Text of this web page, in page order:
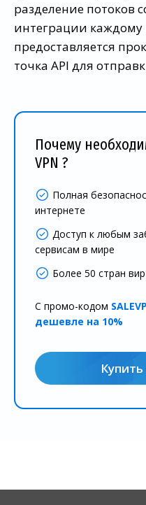
разделение потоков
интеграции каждому
предоставляется
точка API для
Почему
VPN ?
Полная
интернете
Доступ к любым
сервисам в мире
Более 50 стран
С промо-кодом
дешевле на 10%